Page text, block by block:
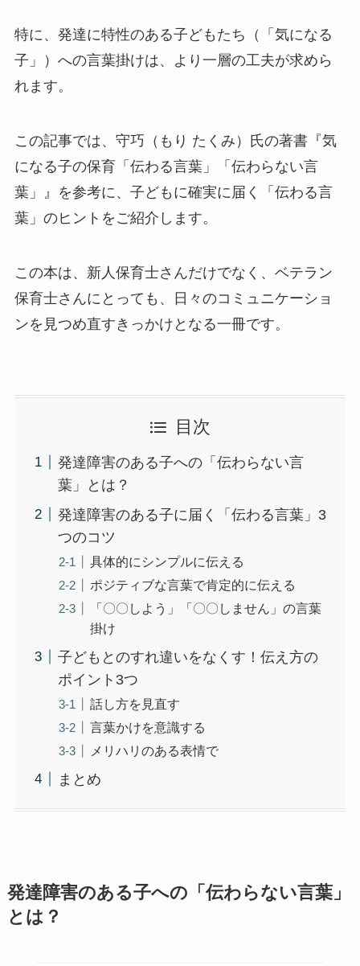
特に、発達に特性のある子どもたち（「気になる
子」）への言葉掛けは、より一層の工夫が求めら
れます。
この記事では、守巧（もり たくみ）氏の著書『気
になる子の保育「伝わる言葉」「伝わらない言
葉」』を参考に、子どもに確実に届く「伝わる言
葉」のヒントをご紹介します。
この本は、新人保育士さんだけでなく、ベテラン
保育士さんにとっても、日々のコミュニケーショ
ンを見つめ直すきっかけとなる一冊です。
目次
発達障害のある子への「伝わらない言
葉」とは？
発達障害のある子に届く「伝わる言葉」3
つのコツ
具体的にシンプルに伝える
ポジティブな言葉で肯定的に伝える
「〇〇しよう」「〇〇しません」の言葉
掛け
子どもとのすれ違いをなくす！伝え方の
ポイント3つ
話し方を見直す
言葉かけを意識する
メリハリのある表情で
まとめ
発達障害のある子への「伝わらない言葉」
とは？